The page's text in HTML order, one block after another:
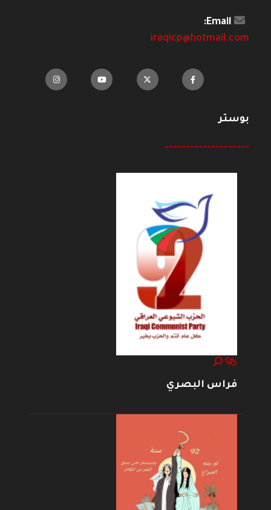
Email:
iraqicp@hotmail.com
بوستر
--------------------
فراس البصري